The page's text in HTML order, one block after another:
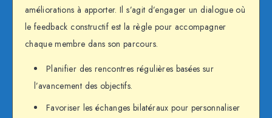
améliorations à apporter. Il s’agit d’engager un dialogue où
le feedback constructif est la règle pour accompagner
chaque membre dans son parcours.
Planifier des rencontres régulières basées sur
l’avancement des objectifs.
Favoriser les échanges bilatéraux pour personnaliser